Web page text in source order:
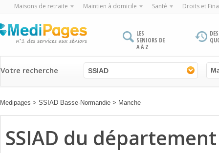
Maisons de retraite Maintien à domicile Santé Droits et
LES
SENIORS DE
A À Z
Votre recherche SSIAD
Medipages > SSIAD Basse-Normandie > Manche
SSIAD du